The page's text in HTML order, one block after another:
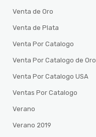
Venta de Oro
Venta de Plata
Venta Por Catalogo
Venta Por Catalogo de Oro
Venta Por Catalogo USA
Ventas Por Catalogo
Verano
Verano 2019